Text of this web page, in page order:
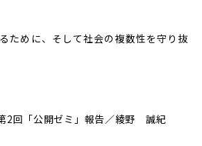
ために、そして社会の複数性を守り抜
2回「公開ゼミ」報告／綾野 誠紀